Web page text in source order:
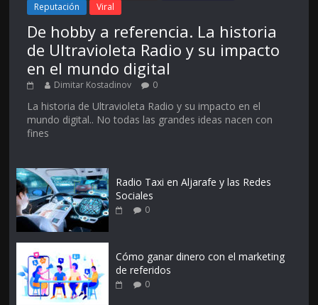
Reputación
Viral
De hobby a referencia. La historia
de Ultravioleta Radio y su impacto
en el mundo digital
Dimitar Kostadinov 0
La historia de Ultravioleta Radio y su impacto en el
mundo digital.. No todas las grandes ideas nacen con
fines
Radio Taxi en Aljarafe y las Redes
Sociales
0
Cómo ganar dinero con el marketing
de referidos
0